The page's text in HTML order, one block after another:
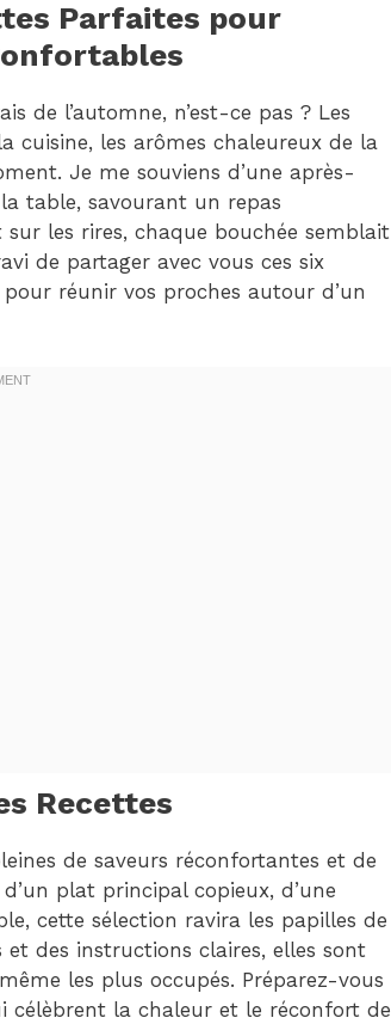
Parfaites pour
de l’automne, n’est-ce pas ? Les
cuisine, les arômes chaleureux de la
Je me souviens d’une après-
table, savourant un repas
les rires, chaque bouchée semblait
de partager avec vous ces six
réunir vos proches autour d’un
Recettes
de saveurs réconfortantes et de
plat principal copieux, d’une
cette sélection ravira les papilles de
des instructions claires, elles sont
les plus occupés. Préparez-vous
célèbrent la chaleur et le réconfort de